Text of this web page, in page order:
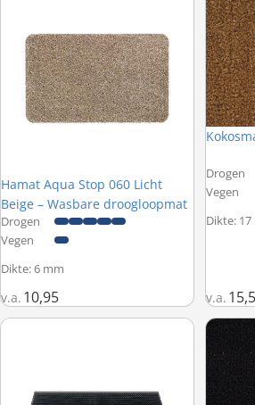
Hamat Aqua Stop 060 Licht
Beige – Wasbare droogloopmat
Drogen
Vegen
Dikte: 6 mm
v.a. 10,95
Drogen
Vegen
Dikte:
v.a.
Hamat Outline 107 Zwart – Borstelmat